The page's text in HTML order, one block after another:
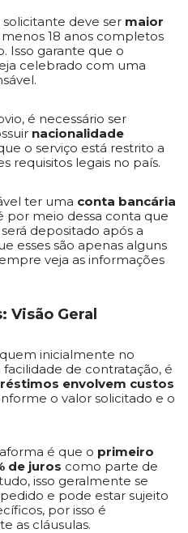
deve ser maior
18 anos completos
Isso garante que o
celebrado com uma
é necessário ser
nacionalidade
o serviço está restrito a
requisitos legais no país.
ter uma conta bancária
por meio dessa conta que
depositado após a
esses são apenas alguns
veja as informações
Visão Geral
inicialmente no
de contratação, é
envolvem custos
o valor solicitado e o
é que o primeiro
de juros como parte de
isso geralmente se
e pode estar sujeito
por isso é
as cláusulas.